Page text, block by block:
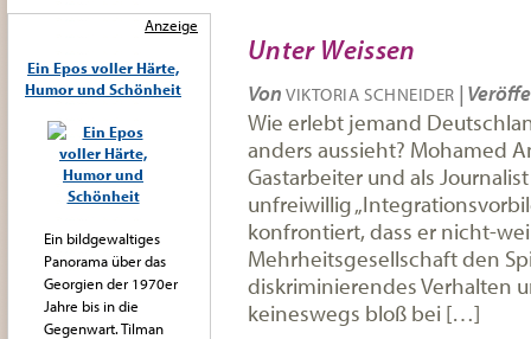
Unter Weissen
Von VIKTORIA SCHNEIDER |
Wie erlebt jemand
anders aussieht? Mohamed
Gastarbeiter und als
unfreiwillig
konfrontiert, dass er nicht-
Mehrheitsgesellschaft den
diskriminierendes Verhalten
keineswegs bloß bei […]
Anzeige
Ein Epos voller Härte,
Humor und Schönheit
Ein bildgewaltiges
Panorama über das
Georgien der 1970er
Jahre bis in die
Gegenwart. Tilman